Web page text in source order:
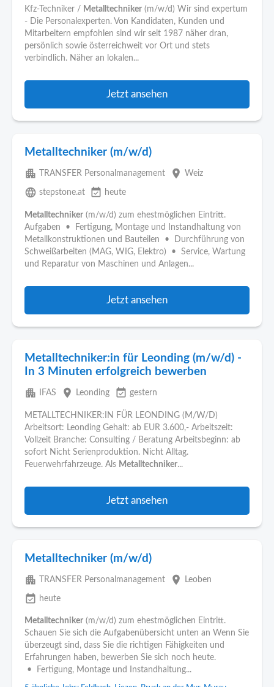
Kfz-Techniker / Metalltechniker (m/w/d) Wir sind expertum
- Die Personalexperten. Von Kandidaten, Kunden und
Mitarbeitern empfohlen sind wir seit 1987 näher dran,
persönlich sowie österreichweit vor Ort und stets
verbindlich. Näher an lokalen...
Jetzt ansehen
Metalltechniker (m/w/d)
apartment TRANSFER Personalmanagement place Weiz
language stepstone.at event_available heute
Metalltechniker (m/w/d) zum ehestmöglichen Eintritt.
Aufgaben • Fertigung, Montage und Instandhaltung von
Metallkonstruktionen und Bauteilen • Durchführung von
Schweißarbeiten (MAG, WIG, Elektro) • Service, Wartung
und Reparatur von Maschinen und Anlagen...
Jetzt ansehen
Metalltechniker:in für Leonding (m/w/d) -
In 3 Minuten erfolgreich bewerben
apartment IFAS place Leonding event_available gestern
METALLTECHNIKER:IN FÜR LEONDING (M/W/D)
Arbeitsort: Leonding Gehalt: ab EUR 3.600,- Arbeitszeit:
Vollzeit Branche: Consulting / Beratung Arbeitsbeginn: ab
sofort Nicht Serienproduktion. Nicht Alltag.
Feuerwehrfahrzeuge. Als Metalltechniker...
Jetzt ansehen
Metalltechniker (m/w/d)
apartment TRANSFER Personalmanagement place Leoben
event_available heute
Metalltechniker (m/w/d) zum ehestmöglichen Eintritt.
Schauen Sie sich die Aufgabenübersicht unten an Wenn Sie
überzeugt sind, dass Sie die richtigen Fähigkeiten und
Erfahrungen haben, bewerben Sie sich noch heute.
• Fertigung, Montage und Instandhaltung...